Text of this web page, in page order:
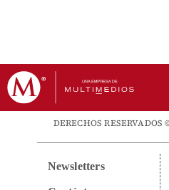
DERECHOS
Newsletters